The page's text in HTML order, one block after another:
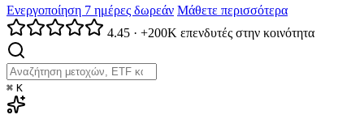
Ενεργοποίηση 7 ημέρες δωρεάν Μάθετε περισσότερα
4.45 · +200K επενδυτές στην κοινότητα
⌘ K